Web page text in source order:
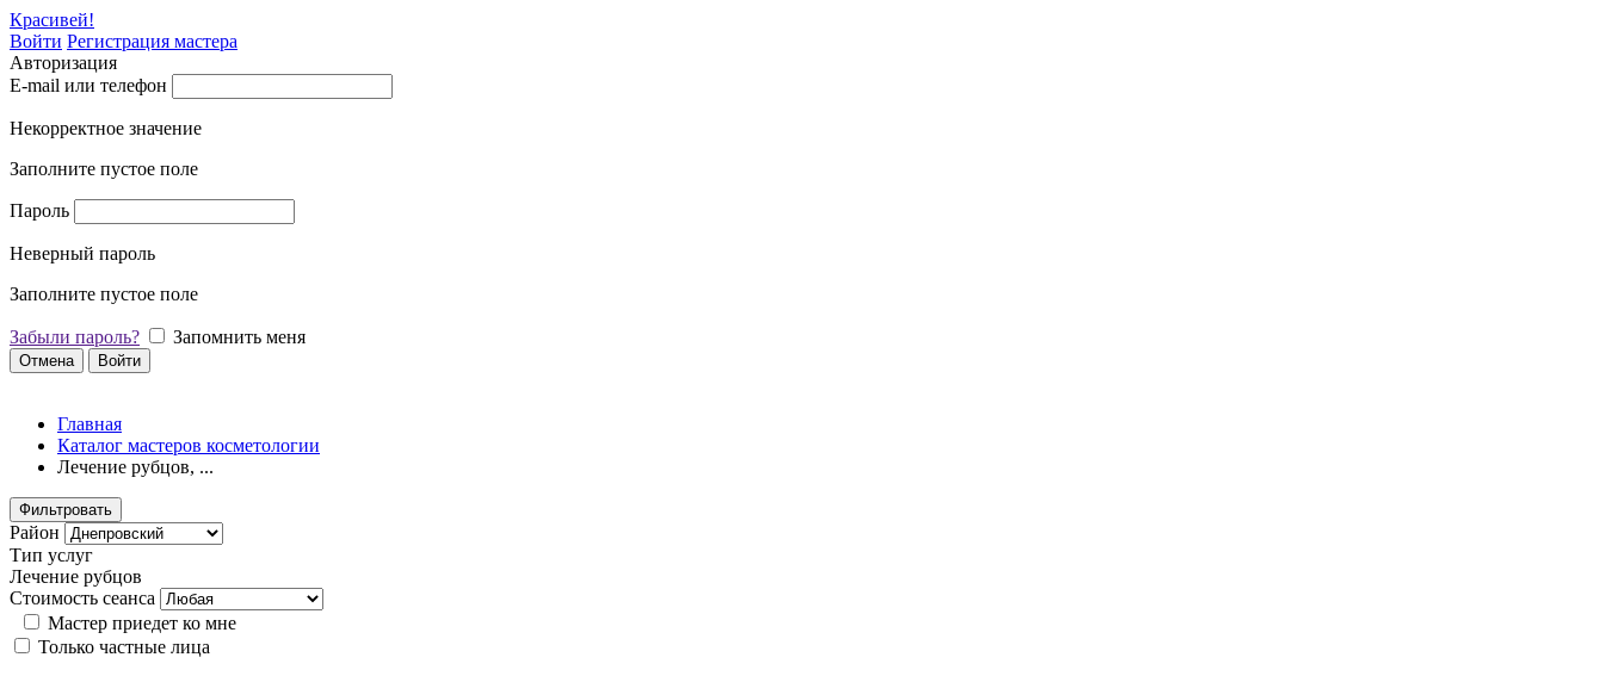
Красивей!
Войти Регистрация мастера
Авторизация
E-mail или телефон
Некорректное значение
Заполните пустое поле
Пароль
Неверный пароль
Заполните пустое поле
Забыли пароль? Запомнить меня
Отмена Войти
Главная
Каталог мастеров косметологии
Лечение рубцов, ...
Фильтровать
Район
Тип услуг
Лечение рубцов
Стоимость сеанса
Мастер приедет ко мне
Только частные лица